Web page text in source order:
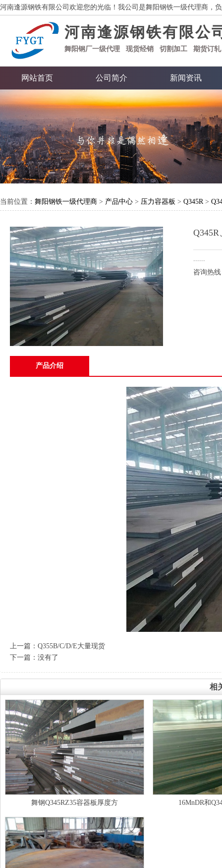
河南逢源钢铁有限公司欢迎您的光临！我公司是舞阳钢铁一级代理商，
河南逢源钢铁有限公
舞阳钢厂一级代理 现货经销 切割加工 期货订轧
网站首页 公司简介 新闻资讯
当前位置： 舞阳钢铁一级代理商 > 产品中心 > 压力容器板 > Q345R >
咨询热线
产品介绍
上一篇： Q355B/C/D/E大量现货
下一篇：没有了
相
舞钢Q345RZ35容器板厚度方 16MnDR和